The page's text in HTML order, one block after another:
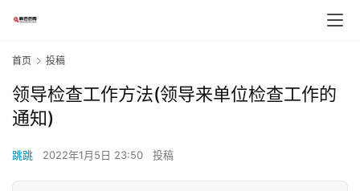
首页 投稿
领导检查工作方法(领导来单位检查工作的
通知)
跳跳 2022年1月5日 23:50 投稿